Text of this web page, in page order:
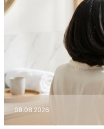
08.08.2026